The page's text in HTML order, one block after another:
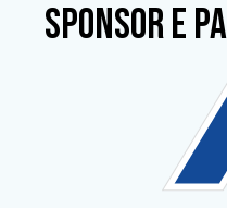
SPONSOR